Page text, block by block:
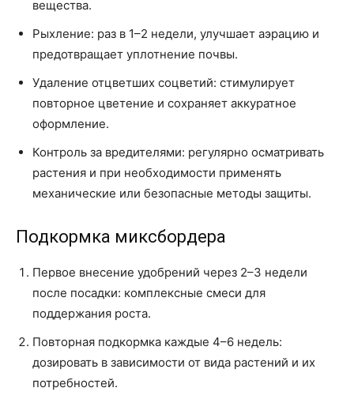
вещества.
Рыхление: раз в 1–2 недели, улучшает аэрацию и
предотвращает уплотнение почвы.
Удаление отцветших соцветий: стимулирует
повторное цветение и сохраняет аккуратное
оформление.
Контроль за вредителями: регулярно осматривать
растения и при необходимости применять
механические или безопасные методы защиты.
Подкормка миксбордера
Первое внесение удобрений через 2–3 недели
после посадки: комплексные смеси для
поддержания роста.
Повторная подкормка каждые 4–6 недель:
дозировать в зависимости от вида растений и их
потребностей.